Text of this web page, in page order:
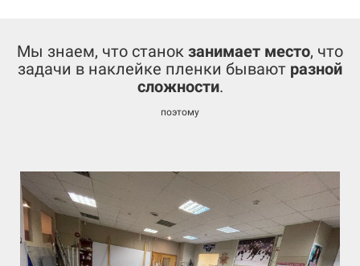
Мы знаем, что станок занимает место, что
задачи в наклейке пленки бывают разной
сложности.
поэтому